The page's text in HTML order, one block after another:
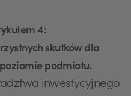
4:
skutków dla
podmiotu.
inwestycyjnego